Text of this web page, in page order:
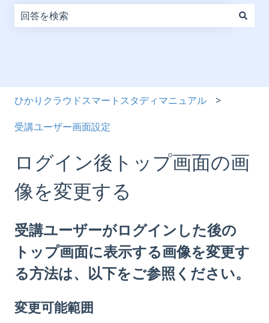
ひかりクラウドスマートスタディマニュアル
受講ユーザー画面設定
ログイン後トップ画面の画
像を変更する
受講ユーザーがログインした後の
トップ画面に表示する画像を変更す
る方法は、以下をご参照ください。
変更可能範囲